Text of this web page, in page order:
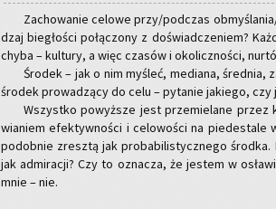
Za­cho­wa­nie ce­lo­we przy/pod­czas
dzaj bie­gło­ści po­łą­czo­ny z do­świad­cze­niem?
chyba – kul­tu­ry, a więc cza­sów i oko­licz­no­ści,
Śro­dek – jak o nim my­śleć, me­dia­na,
śro­dek pro­wa­dzą­cy do celu – py­ta­nie ja­kie­go,
Wszyst­ko po­wyż­sze jest prze­mie­la­ne
wia­niem efek­tyw­no­ści i ce­lo­wo­ści na pie­de­sta­le
po­dob­nie zresz­tą jak pro­ba­bi­li­stycz­ne­go środ­ka.
jak ad­mi­ra­cji? Czy to ozna­cza, że je­stem w
mnie – nie.